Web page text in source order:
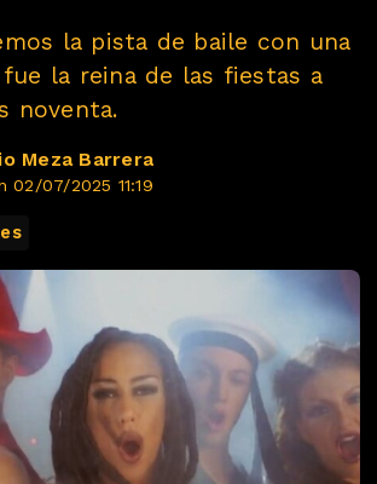
la pista de baile con una
la reina de las fiestas a
noventa.
Meza Barrera
02/07/2025 11:19